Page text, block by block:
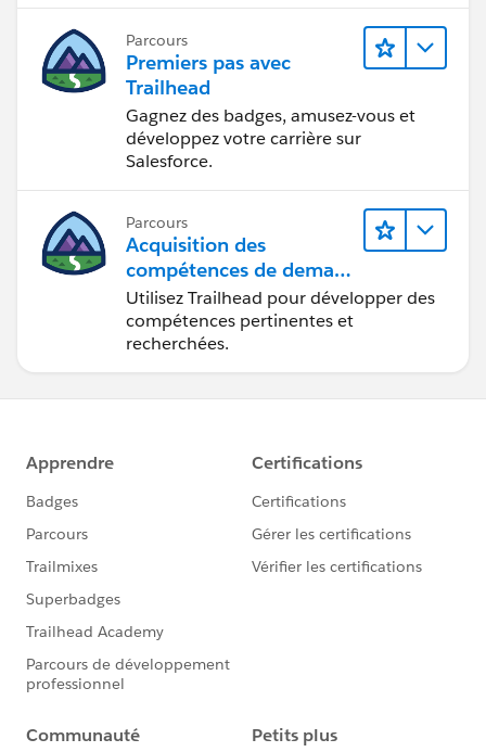
Parcours
Premiers pas avec
Trailhead
Gagnez des badges, amusez-vous et
développez votre carrière sur
Salesforce.
Parcours
Acquisition des
compétences de demain
avec Trailhead
Utilisez Trailhead pour développer des
compétences pertinentes et
recherchées.